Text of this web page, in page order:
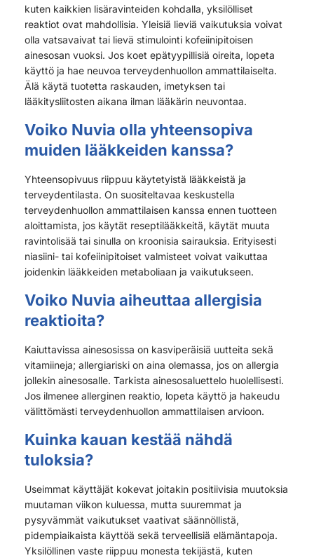
kuten kaikkien lisäravinteiden kohdalla, yksilölliset
reaktiot ovat mahdollisia. Yleisiä lieviä vaikutuksia voivat
olla vatsavaivat tai lievä stimulointi kofeiinipitoisen
ainesosan vuoksi. Jos koet epätyypillisiä oireita, lopeta
käyttö ja hae neuvoa terveydenhuollon ammattilaiselta.
Älä käytä tuotetta raskauden, imetyksen tai
lääkitysliitosten aikana ilman lääkärin neuvontaa.
Voiko Nuvia olla yhteensopiva
muiden lääkkeiden kanssa?
Yhteensopivuus riippuu käytetyistä lääkkeistä ja
terveydentilasta. On suositeltavaa keskustella
terveydenhuollon ammattilaisen kanssa ennen tuotteen
aloittamista, jos käytät reseptilääkkeitä, käytät muuta
ravintolisää tai sinulla on kroonisia sairauksia. Erityisesti
niasiini- tai kofeiinipitoiset valmisteet voivat vaikuttaa
joidenkin lääkkeiden metaboliaan ja vaikutukseen.
Voiko Nuvia aiheuttaa allergisia
reaktioita?
Kaiuttavissa ainesosissa on kasviperäisiä uutteita sekä
vitamiineja; allergiariski on aina olemassa, jos on allergia
jollekin ainesosalle. Tarkista ainesosaluettelo huolellisesti.
Jos ilmenee allerginen reaktio, lopeta käyttö ja hakeudu
välittömästi terveydenhuollon ammattilaisen arvioon.
Kuinka kauan kestää nähdä
tuloksia?
Useimmat käyttäjät kokevat joitakin positiivisia muutoksia
muutaman viikon kuluessa, mutta suuremmat ja
pysyvämmät vaikutukset vaativat säännöllistä,
pidempiaikaista käyttöä sekä terveellisiä elämäntapoja.
Yksilöllinen vaste riippuu monesta tekijästä, kuten